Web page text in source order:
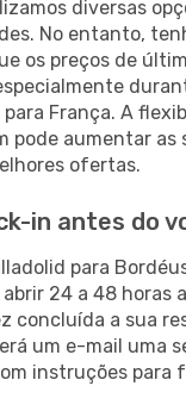
diversas
No entanto,
os preços de
França. A
pode aumentar as
ofertas.
in antes do
para
24 a 48 horas
concluída a sua
um e-mail uma
instruções para